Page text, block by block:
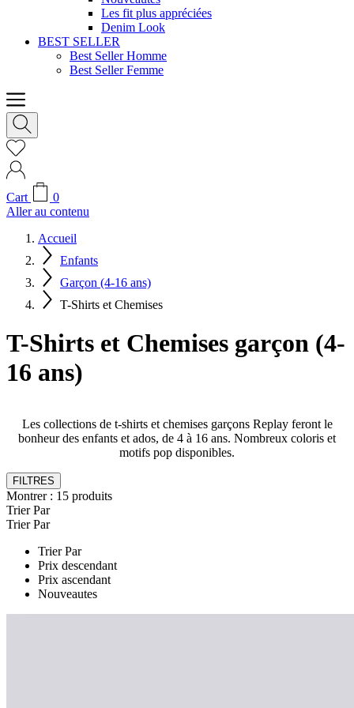
Les fit plus appréciées
Denim Look
BEST SELLER
Best Seller Homme
Best Seller Femme
Cart
0
Aller au contenu
Accueil
Enfants
Garçon (4-16 ans)
T-Shirts et Chemises
T-Shirts et Chemises garçon (4-
16 ans)
Les collections de t-shirts et chemises garçons Replay feront le
bonheur des enfants et ados, de 4 à 16 ans. Nombreux coloris et
motifs pop disponibles.
FILTRES
Montrer : 15 produits
Trier Par
Trier Par
Trier Par
Prix descendant
Prix ascendant
Nouveautes